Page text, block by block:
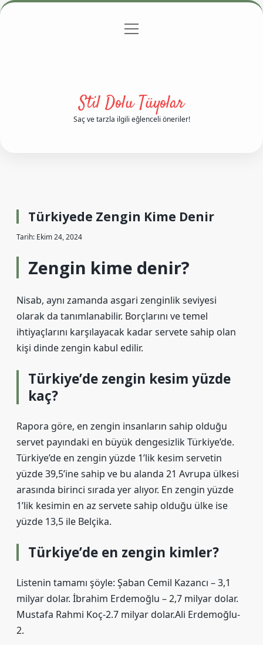
Gizlilik Politikası
menüyü
Stil Dolu Tüyolar
Saç ve tarzla ilgili eğlenceli öneriler!
Türkiyede Zengin Kime Denir
Tarih: Ekim 24, 2024
Zengin kime denir?
Nisab, aynı zamanda asgari zenginlik seviyesi
olarak da tanımlanabilir. Borçlarını ve temel
ihtiyaçlarını karşılayacak kadar servete sahip olan
kişi dinde zengin kabul edilir.
Türkiye’de zengin kesim yüzde
kaç?
Rapora göre, en zengin insanların sahip olduğu
servet payındaki en büyük dengesizlik Türkiye’de.
Türkiye’de en zengin yüzde 1’lik kesim servetin
yüzde 39,5’ine sahip ve bu alanda 21 Avrupa ülkesi
arasında birinci sırada yer alıyor. En zengin yüzde
1’lik kesimin en az servete sahip olduğu ülke ise
yüzde 13,5 ile Belçika.
Türkiye’de en zengin kimler?
Listenin tamamı şöyle: Şaban Cemil Kazancı – 3,1
milyar dolar. İbrahim Erdemoğlu – 2,7 milyar dolar.
Mustafa Rahmi Koç-2.7 milyar dolar.Ali Erdemoğlu-
2.